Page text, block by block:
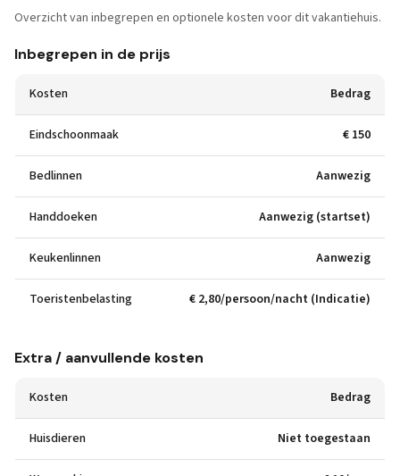
Overzicht van inbegrepen en optionele kosten voor dit vakantiehuis.
Inbegrepen in de prijs
Kosten Bedrag
Eindschoonmaak € 150
Bedlinnen Aanwezig
Handdoeken Aanwezig (startset)
Keukenlinnen Aanwezig
Toeristenbelasting € 2,80/persoon/nacht (Indicatie)
Extra / aanvullende kosten
Kosten Bedrag
Huisdieren Niet toegestaan